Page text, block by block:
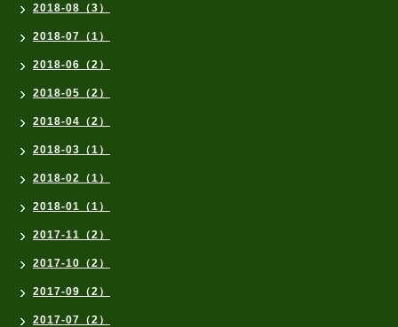
2018-08（3）
2018-07（1）
2018-06（2）
2018-05（2）
2018-04（2）
2018-03（1）
2018-02（1）
2018-01（1）
2017-11（2）
2017-10（2）
2017-09（2）
2017-07（2）